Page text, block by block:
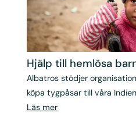
Hjälp till hemlösa
Albatros stödjer
köpa tygpåsar till våra
Läs mer